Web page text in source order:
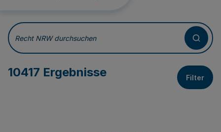
Suchergebnisse
Recht NRW durchsuchen
10417 Ergebnisse Filter